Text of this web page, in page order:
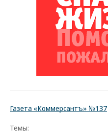
Газета «Коммерсантъ» №137
Темы: